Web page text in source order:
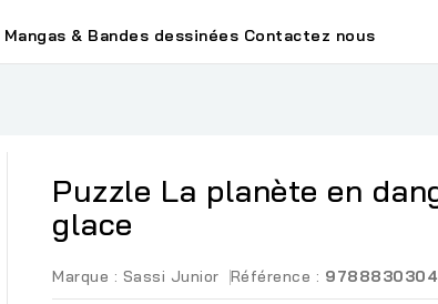
Mangas & Bandes dessinées Contactez nous
Puzzle La planète en
glace
Marque : Sassi Junior Référence :